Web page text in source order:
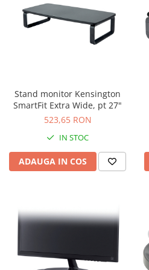
Seturi si scule de baza
Pentru masini, biciclete si prim
ajutor
Noutati si inovatii
Pachete Cadou Premium
LICHIDARE DE STOC
Stand monitor Kensington
SmartFit Extra Wide, pt 27"
523,65 RON
IN STOC
ADAUGA IN COS